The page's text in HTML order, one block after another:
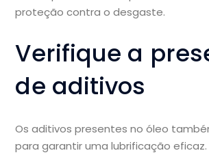
proteção contra o desgaste.
Verifique a
de aditivos
Os aditivos presentes no óleo
para garantir uma lubrificação eficaz.